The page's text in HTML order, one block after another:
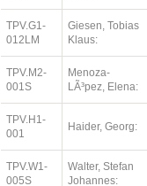
TPV.G1-
012LM
Giesen, Tobias
Klaus:
TPV.M2-
001S
Menoza-
LÃ³pez, Elena:
TPV.H1-
001
Haider, Georg:
TPV.W1-
005S
Walter, Stefan
Johannes: